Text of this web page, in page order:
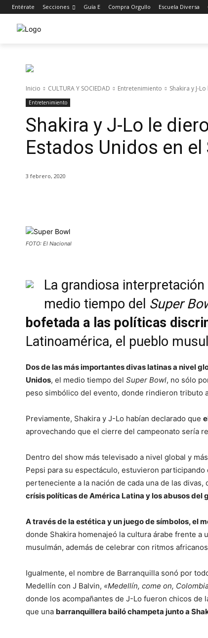
Entérate Secciones Guía E Compra Orgullo Escuela Diversa
Inicio CULTURA Y SOCIEDAD Entretenimiento Shakira y J-
Entretenimiento
Shakira y J-Lo le
Estados Unidos en el
3 febrero, 2020
FOTO: El Nacional
La grandiosa
medio tiempo del Super
bofetada a las políticas
Latinoamérica, el pueblo
Dos de las más importantes divas latinas a nivel
Unidos, el medio tiempo del Super Bowl, no sólo
peso simbólico del evento, donde rindieron tributo
Previamente, Shakira y J-Lo habían declarado que
aprovechando que el cierre del campeonato sería
Dentro del show más televisado a nivel global y
Pepsi para su espectáculo, estuvieron participando
perteneciente a la nación de cada una de las divas,
crísis políticas de América Latina y los abusos del
A través de la estética y un juego de símbolos, el
donde Shakira homenajeó la cultura árabe frente
musulmán, además de celebrar con ritmos
Igualmente, el nombre de Barranquilla sonó por
Medellín con J Balvin, «Medellín, come on,
donde los acompañantes de J-Lo fueron chicos de
que una barranquillera bailó champeta junto a